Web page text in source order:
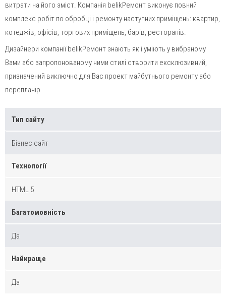
витрати на його зміст. Компанія belikРемонт виконує повний
комплекс робіт по обробці і ремонту наступних приміщень: квартир,
котеджів, офісів, торгових приміщень, барів, ресторанів.
Дизайнери компанії belikРемонт знають як і уміють у вибраному
Вами або запропонованому ними стилі створити ексклюзивний,
призначений виключно для Вас проект майбутнього ремонту або
перепланір
Тип сайту
Бізнес сайт
Технології
HTML 5
Багатомовність
Да
Найкраще
Да